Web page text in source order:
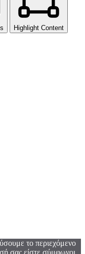
Highlight Content
το περιεχόμενο
σας είστε σύμφωνοι